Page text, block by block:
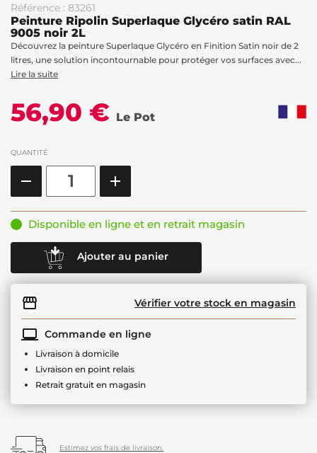
Référence : 83261
Peinture Ripolin Superlaque Glycéro satin RAL
9005 noir 2L
Découvrez la peinture Superlaque Glycéro en Finition Satin noir de 2
litres, une solution incontournable pour protéger vos surfaces avec...
Lire la suite
56,90 € Le Pot
QUANTITÉ
Disponible en ligne et en retrait magasin
Ajouter au panier
Vérifier votre stock en magasin
Commande en ligne
Livraison à domicile
Livraison en point relais
Retrait gratuit en magasin
Estimez vos frais de livraison.